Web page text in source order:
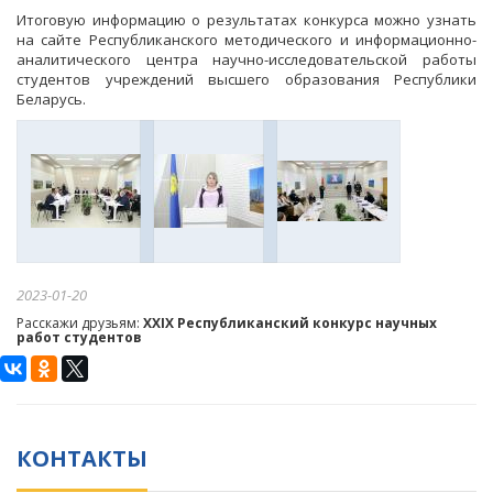
Итоговую информацию о результатах конкурса можно узнать
на сайте Республиканского методического и информационно-
аналитического центра научно-исследовательской работы
студентов учреждений высшего образования Республики
Беларусь.
2023-01-20
Расскажи друзьям: XXIX Республиканский конкурс научных
работ студентов
КОНТАКТЫ